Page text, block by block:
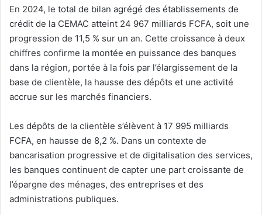
En 2024, le total de bilan agrégé des établissements de
crédit de la CEMAC atteint 24 967 milliards FCFA, soit une
progression de 11,5 % sur un an. Cette croissance à deux
chiffres confirme la montée en puissance des banques
dans la région, portée à la fois par l’élargissement de la
base de clientèle, la hausse des dépôts et une activité
accrue sur les marchés financiers.
Les dépôts de la clientèle s’élèvent à 17 995 milliards
FCFA, en hausse de 8,2 %. Dans un contexte de
bancarisation progressive et de digitalisation des services,
les banques continuent de capter une part croissante de
l’épargne des ménages, des entreprises et des
administrations publiques.